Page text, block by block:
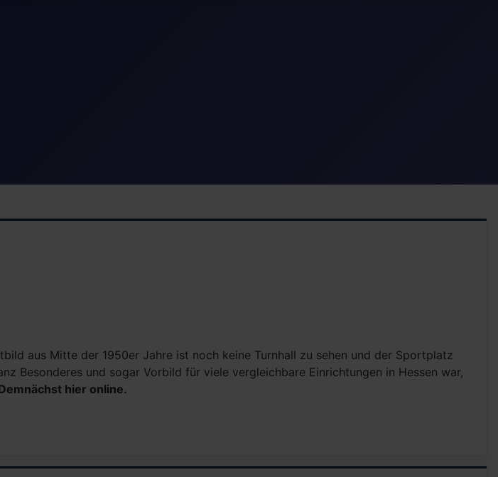
aus Mitte der 1950er Jahre ist noch keine Turnhall zu sehen und der Sportplatz
Besonderes und sogar Vorbild für viele vergleichbare Einrichtungen in Hessen war,
hier online.